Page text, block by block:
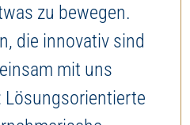
zu bewegen.
die innovativ sind
mit uns
Lösungsorientierte